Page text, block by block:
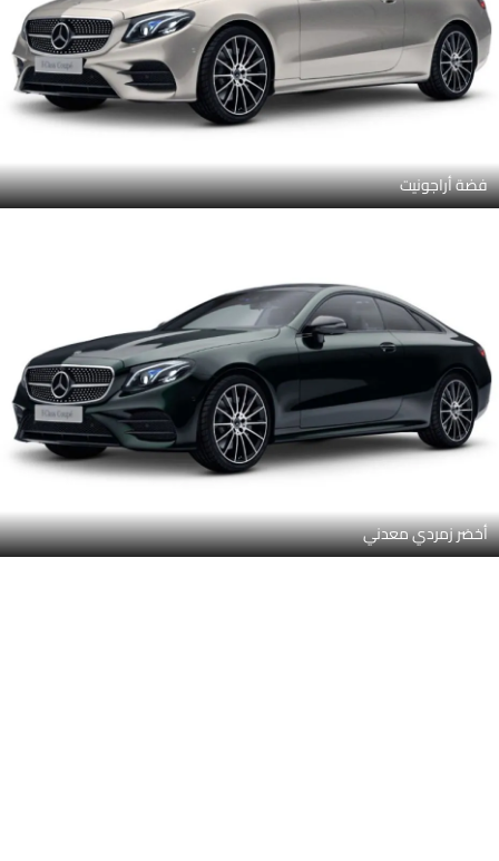
فضة أراجونيت
أخضر زمردي معدني